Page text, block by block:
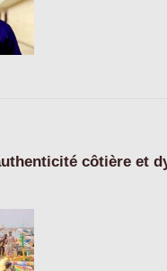
côtière et